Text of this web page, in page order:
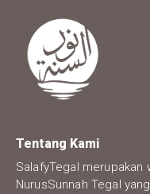
Tentang Kami
SalafyTegal
NurusSunnah Tegal